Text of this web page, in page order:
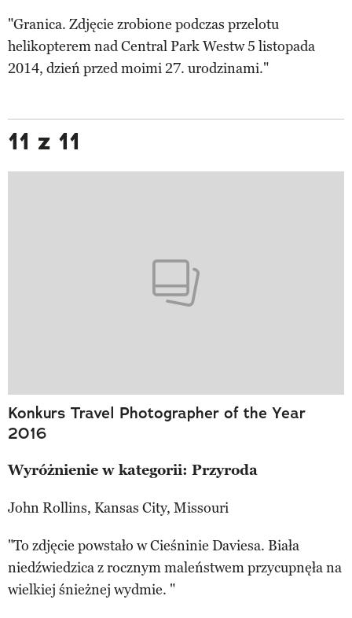
"Granica. Zdjęcie zrobione podczas przelotu
helikopterem nad Central Park Westw 5 listopada
2014, dzień przed moimi 27. urodzinami."
11 z 11
Konkurs Travel Photographer of the Year
2016
Wyróżnienie w kategorii: Przyroda
John Rollins, Kansas City, Missouri
"To zdjęcie powstało w Cieśninie Daviesa. Biała
niedźwiedzica z rocznym maleństwem przycupnęła na
wielkiej śnieżnej wydmie. "